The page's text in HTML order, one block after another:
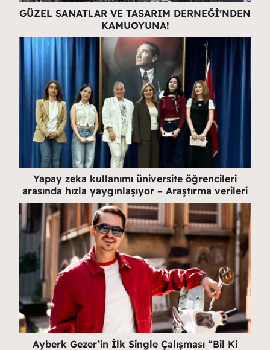
GÜZEL SANATLAR VE TASARIM DERNEĞİ’NDEN
KAMUOYUNA!
Yapay zeka kullanımı üniversite öğrencileri
arasında hızla yaygınlaşıyor – Araştırma verileri
Ayberk Gezer’in İlk Single Çalışması “Bil Ki